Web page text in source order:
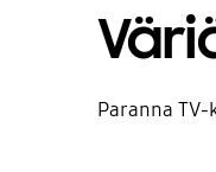
Paranna